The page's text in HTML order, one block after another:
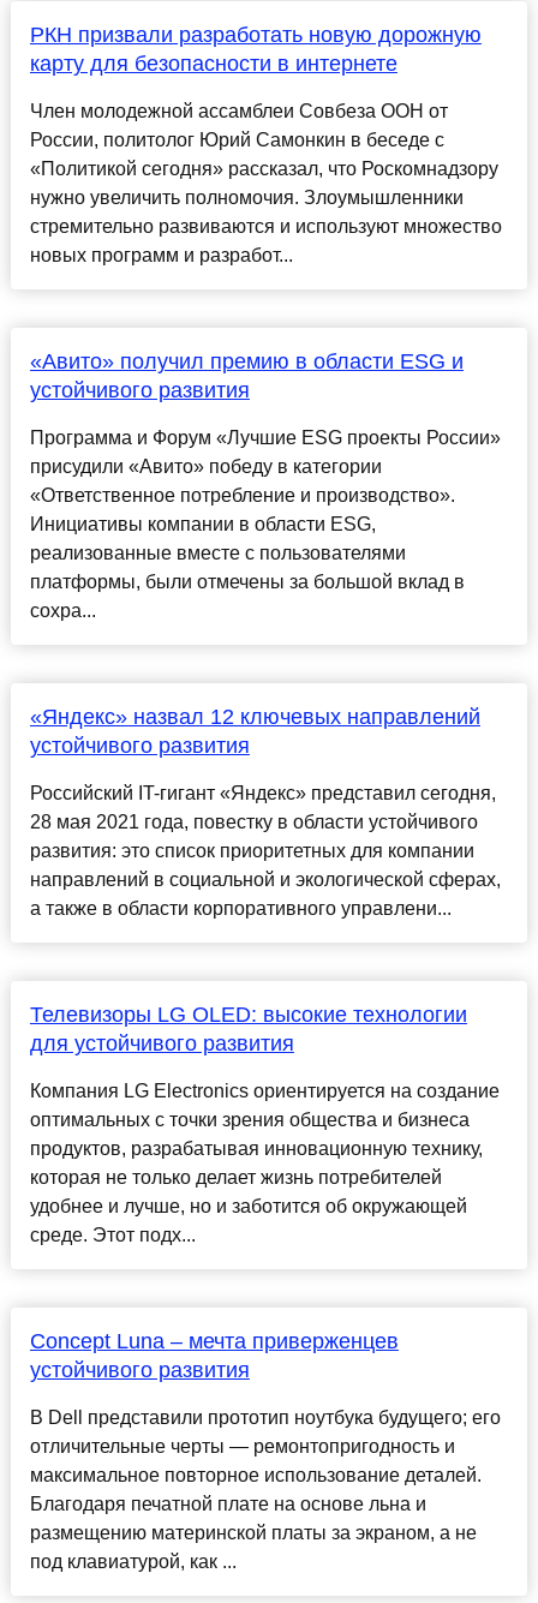
РКН призвали разработать новую дорожную
карту для безопасности в интернете
Член молодежной ассамблеи Совбеза ООН от
России, политолог Юрий Самонкин в беседе с
«Политикой сегодня» рассказал, что Роскомнадзору
нужно увеличить полномочия. Злоумышленники
стремительно развиваются и используют множество
новых программ и разработ...
«Авито» получил премию в области ESG и
устойчивого развития
Программа и Форум «Лучшие ESG проекты России»
присудили «Авито» победу в категории
«Ответственное потребление и производство».
Инициативы компании в области ESG,
реализованные вместе с пользователями
платформы, были отмечены за большой вклад в
сохра...
«Яндекс» назвал 12 ключевых направлений
устойчивого развития
Российский IT-гигант «Яндекс» представил сегодня,
28 мая 2021 года, повестку в области устойчивого
развития: это список приоритетных для компании
направлений в социальной и экологической сферах,
а также в области корпоративного управлени...
Телевизоры LG OLED: высокие технологии
для устойчивого развития
Компания LG Electronics ориентируется на создание
оптимальных с точки зрения общества и бизнеса
продуктов, разрабатывая инновационную технику,
которая не только делает жизнь потребителей
удобнее и лучше, но и заботится об окружающей
среде. Этот подх...
Concept Luna – мечта приверженцев
устойчивого развития
В Dell представили прототип ноутбука будущего; его
отличительные черты — ремонтопригодность и
максимальное повторное использование деталей.
Благодаря печатной плате на основе льна и
размещению материнской платы за экраном, а не
под клавиатурой, как ...